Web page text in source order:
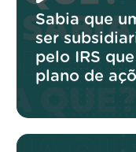
Sabia que
ser
pelo IRS
plano de